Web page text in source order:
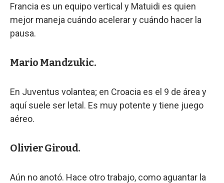
Francia es un equipo vertical y Matuidi es quien
mejor maneja cuándo acelerar y cuándo hacer la
pausa.
Mario Mandzukic.
En Juventus volantea; en Croacia es el 9 de área y
aquí suele ser letal. Es muy potente y tiene juego
aéreo.
Olivier Giroud.
Aún no anotó. Hace otro trabajo, como aguantar la